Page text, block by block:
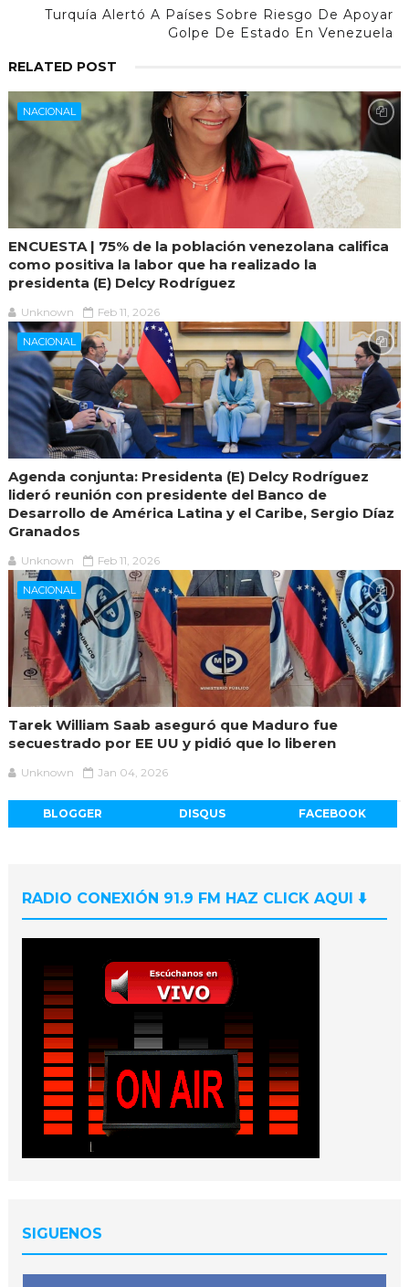
Turquía Alertó A Países Sobre Riesgo De Apoyar
Golpe De Estado En Venezuela
RELATED POST
NACIONAL
ENCUESTA | 75% de la población venezolana califica
como positiva la labor que ha realizado la
presidenta (E) Delcy Rodríguez
Unknown Feb 11, 2026
NACIONAL
Agenda conjunta: Presidenta (E) Delcy Rodríguez
lideró reunión con presidente del Banco de
Desarrollo de América Latina y el Caribe, Sergio Díaz
Granados
Unknown Feb 11, 2026
NACIONAL
Tarek William Saab aseguró que Maduro fue
secuestrado por EE UU y pidió que lo liberen
Unknown Jan 04, 2026
BLOGGER DISQUS FACEBOOK
RADIO CONEXIÓN 91.9 FM HAZ CLICK AQUI ⬇️
SIGUENOS